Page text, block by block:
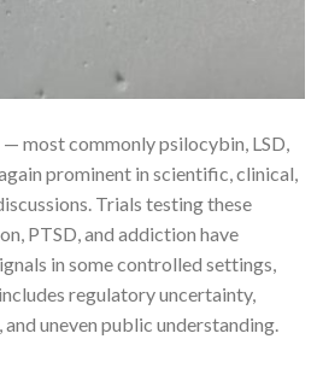
most commonly psilocybin, LSD,
prominent in scientific, clinical,
Trials testing these
PTSD, and addiction have
in some controlled settings,
regulatory uncertainty,
uneven public understanding.